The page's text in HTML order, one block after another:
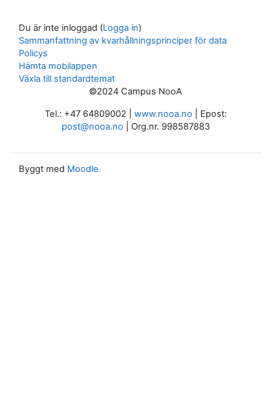
Du är inte inloggad (Logga in)
Sammanfattning av kvarhållningsprinciper för data
Policys
Hämta mobilappen
Växla till standardtemat
©2024 Campus NooA
Tel.: +47 64809002 | www.nooa.no | Epost:
post@nooa.no | Org.nr. 998587883
Byggt med Moodle